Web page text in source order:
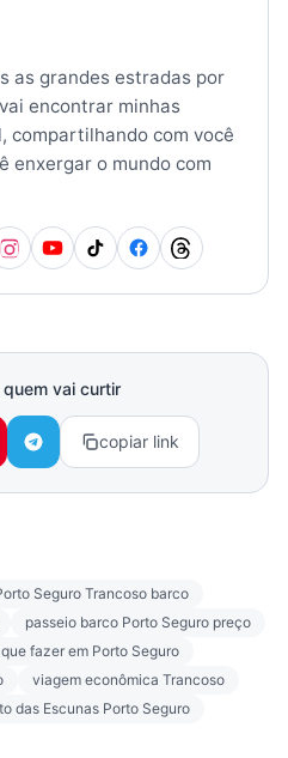
as grandes estradas por
encontrar minhas
compartilhando com você
enxergar o mundo com
vai curtir
copiar link
Seguro Trancoso barco
passeio barco Porto Seguro preço
fazer em Porto Seguro
viagem econômica Trancoso
das Escunas Porto Seguro